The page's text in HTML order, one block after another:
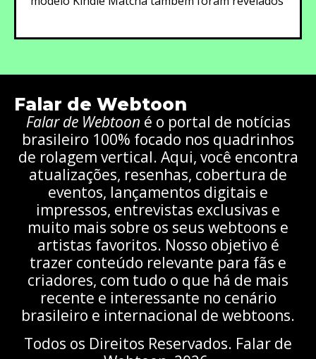
Falar de Webtoon
Falar de Webtoon é o portal de notícias
brasileiro 100% focado nos quadrinhos
de rolagem vertical. Aqui, você encontra
atualizações, resenhas, cobertura de
eventos, lançamentos digitais e
impressos, entrevistas exclusivas e
muito mais sobre os seus webtoons e
artistas favoritos. Nosso objetivo é
trazer conteúdo relevante para fãs e
criadores, com tudo o que há de mais
recente e interessante no cenário
brasileiro e internacional de webtoons.
Todos os Direitos Reservados. Falar de